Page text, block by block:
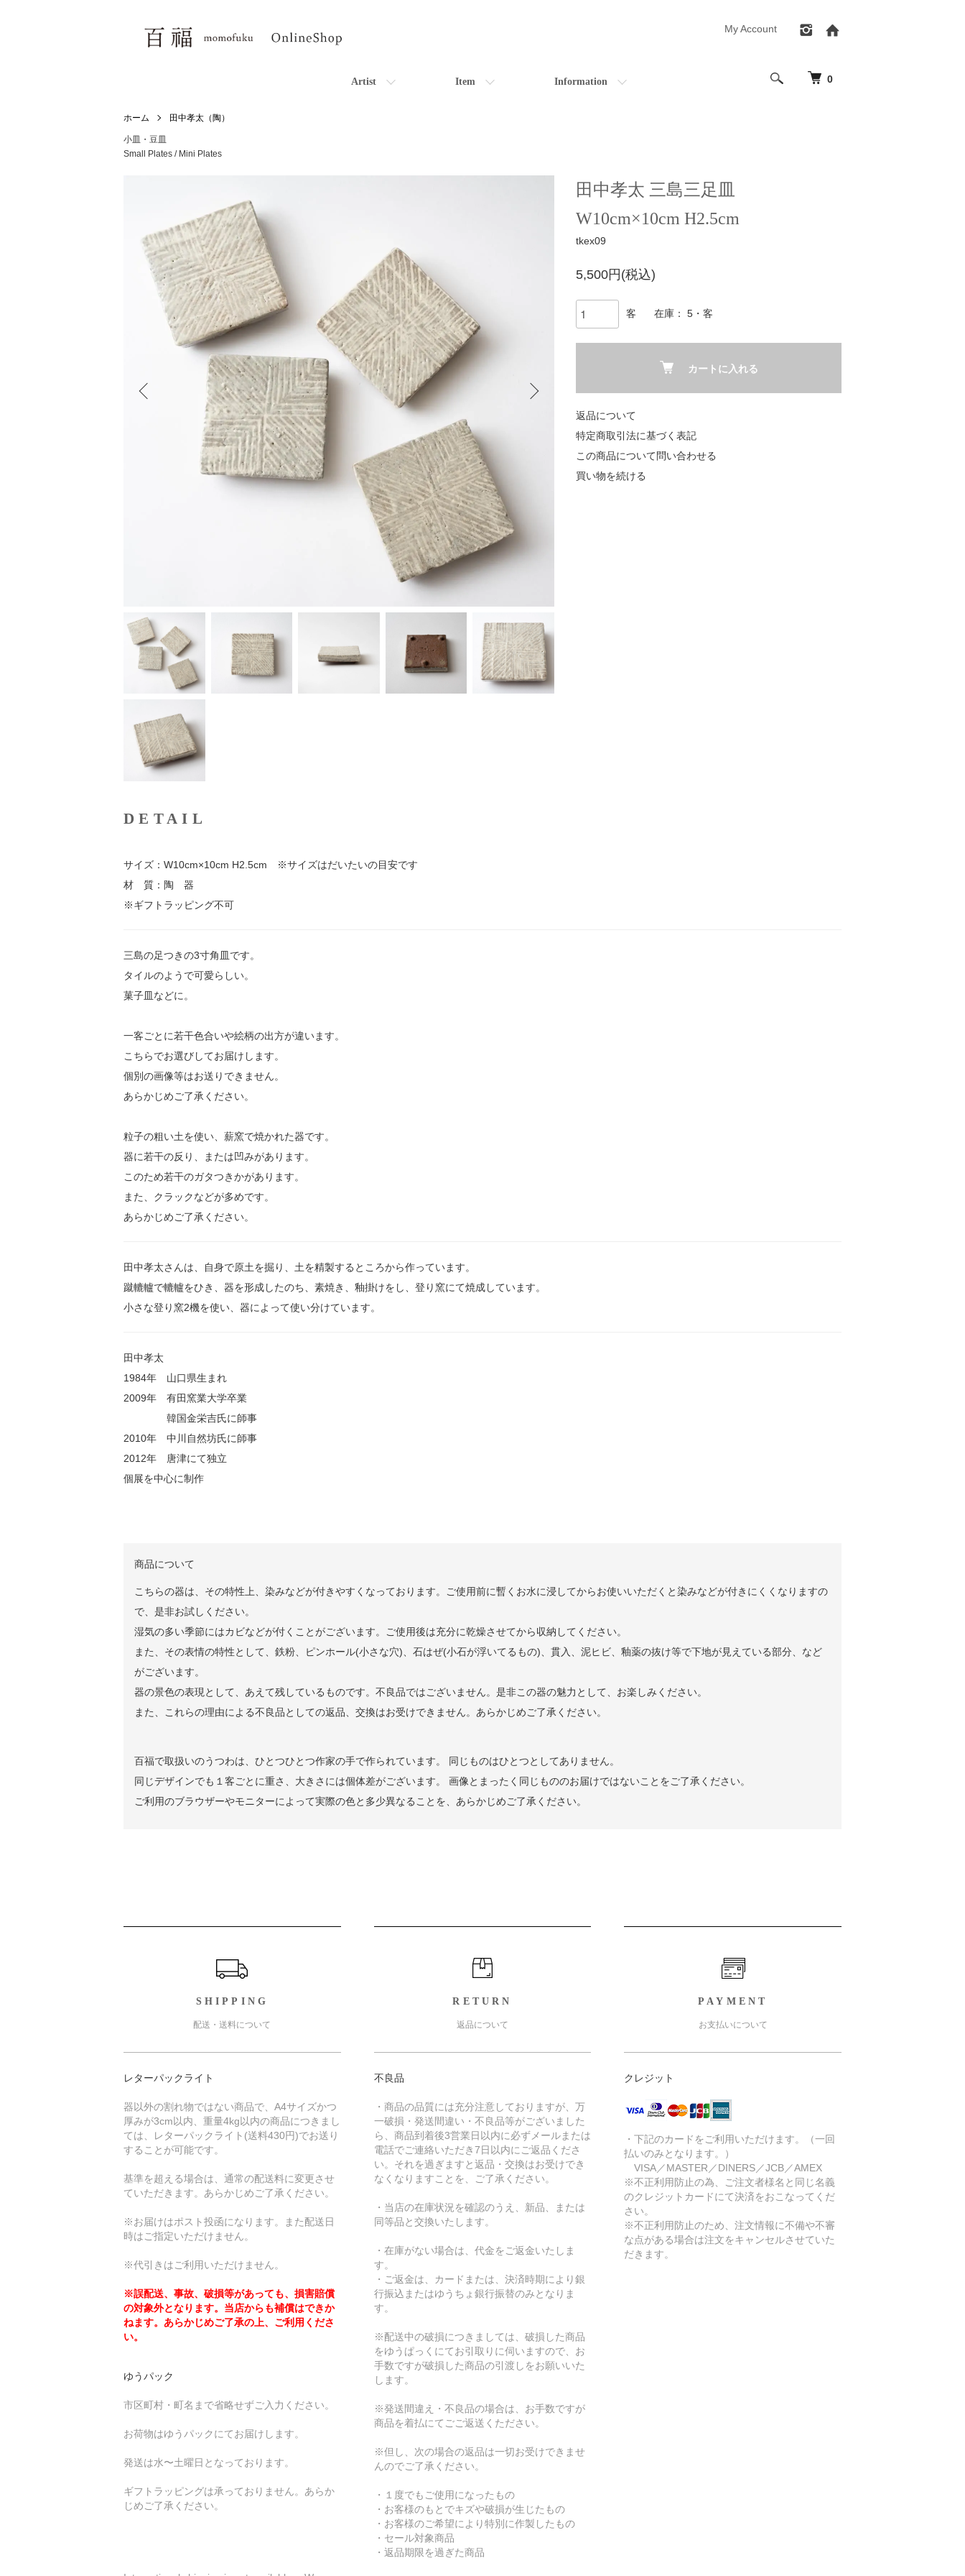
0
Artist Item Information
My Account
ホーム 田中孝太（陶）
小皿・豆皿
Small Plates / Mini Plates
田中孝太 三島三足皿
W10cm×10cm H2.5cm
tkex09
5,500円(税込)
客 在庫： 5・客
カートに入れる
返品について
特定商取引法に基づく表記
この商品について問い合わせる
買い物を続ける
DETAIL
サイズ：W10cm×10cm H2.5cm ※サイズはだいたいの目安です
材 質：陶 器
※ギフトラッピング不可
三島の足つきの3寸角皿です。
タイルのようで可愛らしい。
菓子皿などに。
一客ごとに若干色合いや絵柄の出方が違います。
こちらでお選びしてお届けします。
個別の画像等はお送りできません。
あらかじめご了承ください。
粒子の粗い土を使い、薪窯で焼かれた器です。
器に若干の反り、または凹みがあります。
このため若干のガタつきかがあります。
また、クラックなどが多めです。
あらかじめご了承ください。
田中孝太さんは、自身で原土を掘り、土を精製するところから作っています。
蹴轆轤で轆轤をひき、器を形成したのち、素焼き、釉掛けをし、登り窯にて焼成しています。
小さな登り窯2機を使い、器によって使い分けています。
田中孝太
1984年 山口県生まれ
2009年 有田窯業大学卒業
韓国金栄吉氏に師事
2010年 中川自然坊氏に師事
2012年 唐津にて独立
個展を中心に制作
商品について
こちらの器は、その特性上、染みなどが付きやすくなっております。ご使用前に暫くお水に浸してからお使いいただくと染みなどが付きにくくなりますの
で、是非お試しください。
湿気の多い季節にはカビなどが付くことがございます。ご使用後は充分に乾燥させてから収納してください。
また、その表情の特性として、鉄粉、ピンホール(小さな穴)、石はぜ(小石が浮いてるもの)、貫入、泥ヒビ、釉薬の抜け等で下地が見えている部分、など
がございます。
器の景色の表現として、あえて残しているものです。不良品ではございません。是非この器の魅力として、お楽しみください。
また、これらの理由による不良品としての返品、交換はお受けできません。あらかじめご了承ください。
百福で取扱いのうつわは、ひとつひとつ作家の手で作られています。 同じものはひとつとしてありません。
同じデザインでも１客ごとに重さ、大きさには個体差がございます。 画像とまったく同じもののお届けではないことをご了承ください。
ご利用のブラウザーやモニターによって実際の色と多少異なることを、あらかじめご了承ください。
SHIPPING
配送・送料について
レターパックライト
器以外の割れ物ではない商品で、A4サイズかつ
厚みが3cm以内、重量4kg以内の商品につきまし
ては、レターパックライト(送料430円)でお送り
することが可能です。
基準を超える場合は、通常の配送料に変更させ
ていただきます。あらかじめご了承ください。
※お届けはポスト投函になります。また配送日
時はご指定いただけません。
※代引きはご利用いただけません。
※誤配送、事故、破損等があっても、損害賠償
の対象外となります。当店からも補償はできか
ねます。あらかじめご了承の上、ご利用くださ
い。
ゆうパック
市区町村・町名まで省略せずご入力ください。
お荷物はゆうパックにてお届けします。
発送は水〜土曜日となっております。
ギフトラッピングは承っておりません。あらか
じめご了承ください。
RETURN
返品について
不良品
・商品の品質には充分注意しておりますが、万
一破損・発送間違い・不良品等がございました
ら、商品到着後3営業日以内に必ずメールまたは
電話でご連絡いただき7日以内にご返品くださ
い。それを過ぎますと返品・交換はお受けでき
なくなりますことを、ご了承ください。
・当店の在庫状況を確認のうえ、新品、または
同等品と交換いたします。
・在庫がない場合は、代金をご返金いたしま
す。
・ご返金は、カードまたは、決済時期により銀
行振込またはゆうちょ銀行振替のみとなりま
す。
※配送中の破損につきましては、破損した商品
をゆうぱっくにてお引取りに伺いますので、お
手数ですが破損した商品の引渡しをお願いいた
します。
※発送間違え・不良品の場合は、お手数ですが
商品を着払にてごご返送くたださい。
※但し、次の場合の返品は一切お受けできませ
んのでご了承ください。
・１度でもご使用になったもの
・お客様のもとでキズや破損が生じたもの
・お客様のご希望により特別に作製したもの
・セール対象商品
・返品期限を過ぎた商品
PAYMENT
お支払いについて
クレジット
・下記のカードをご利用いただけます。（一回
払いのみとなります。）
VISA／MASTER／DINERS／JCB／AMEX
※不正利用防止の為、ご注文者様名と同じ名義
のクレジットカードにて決済をおこなってくだ
さい。
※不正利用防止のため、注文情報に不備や不審
な点がある場合は注文をキャンセルさせていた
だきます。